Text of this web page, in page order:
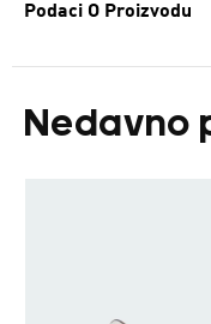
Podaci O Proizvodu
Nedavno